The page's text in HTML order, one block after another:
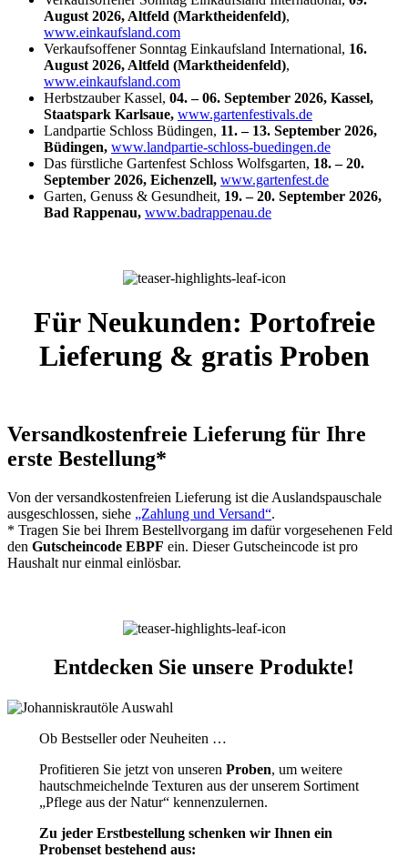
August 2026, Altfeld (Marktheidenfeld),
www.einkaufsland.com
Verkaufsoffener Sonntag Einkaufsland International, 16.
August 2026, Altfeld (Marktheidenfeld),
www.einkaufsland.com
Herbstzauber Kassel, 04. – 06. September 2026, Kassel,
Staatspark Karlsaue, www.gartenfestivals.de
Landpartie Schloss Büdingen, 11. – 13. September 2026,
Büdingen, www.landpartie-schloss-buedingen.de
Das fürstliche Gartenfest Schloss Wolfsgarten, 18. – 20.
September 2026, Eichenzell, www.gartenfest.de
Garten, Genuss & Gesundheit, 19. – 20. September 2026,
Bad Rappenau, www.badrappenau.de
Für Neukunden: Portofreie
Lieferung & gratis Proben
Versandkostenfreie Lieferung für Ihre
erste Bestellung*
Von der versandkostenfreien Lieferung ist die Auslandspauschale
ausgeschlossen, siehe „Zahlung und Versand“.
* Tragen Sie bei Ihrem Bestellvorgang im dafür vorgesehenen Feld
den Gutscheincode EBPF ein. Dieser Gutscheincode ist pro
Haushalt nur einmal einlösbar.
Entdecken Sie unsere Produkte!
Ob Bestseller oder Neuheiten …
Profitieren Sie jetzt von unseren Proben, um weitere
hautschmeichelnde Texturen aus der unserem Sortiment
„Pflege aus der Natur“ kennenzulernen.
Zu jeder Erstbestellung schenken wir Ihnen ein
Probenset bestehend aus: